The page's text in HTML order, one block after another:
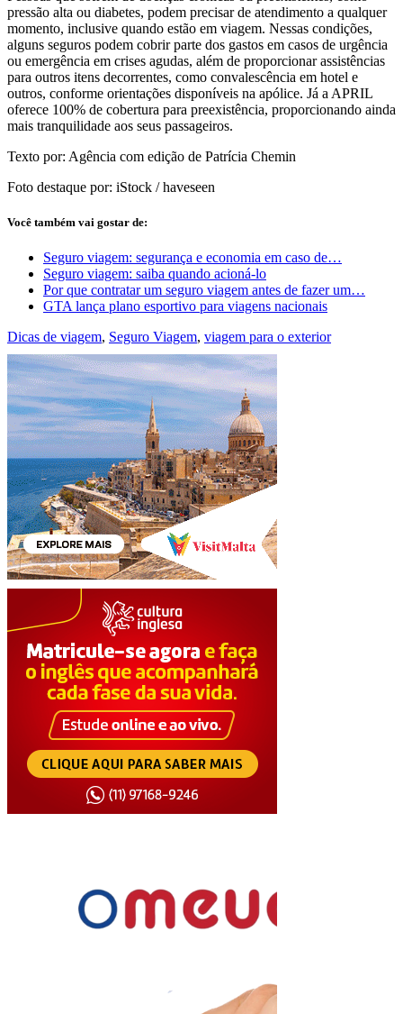
pressão alta ou diabetes, podem precisar de atendimento a qualquer
momento, inclusive quando estão em viagem. Nessas condições,
alguns seguros podem cobrir parte dos gastos em casos de urgência
ou emergência em crises agudas, além de proporcionar assistências
para outros itens decorrentes, como convalescência em hotel e
outros, conforme orientações disponíveis na apólice. Já a APRIL
oferece 100% de cobertura para preexistência, proporcionando ainda
mais tranquilidade aos seus passageiros.
Texto por: Agência com edição de Patrícia Chemin
Foto destaque por: iStock / haveseen
Você também vai gostar de:
Seguro viagem: segurança e economia em caso de…
Seguro viagem: saiba quando acioná-lo
Por que contratar um seguro viagem antes de fazer um…
GTA lança plano esportivo para viagens nacionais
Dicas de viagem, Seguro Viagem, viagem para o exterior